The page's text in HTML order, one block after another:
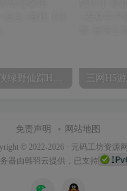
免责声明 网站地图
© 2022-2026 · 元码工坊资源网
器由韩羽云提供，已支持